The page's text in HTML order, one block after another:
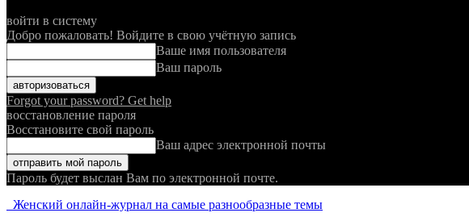
войти в систему
Добро пожаловать! Войдите в свою учётную запись
Ваше имя пользователя
Ваш пароль
Forgot your password? Get help
восстановление пароля
Восстановите свой пароль
Ваш адрес электронной почты
Пароль будет выслан Вам по электронной почте.
Женский онлайн-журнал на самые разнообразные темы